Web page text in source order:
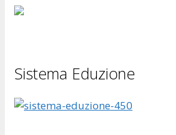
Sistema Eduzione